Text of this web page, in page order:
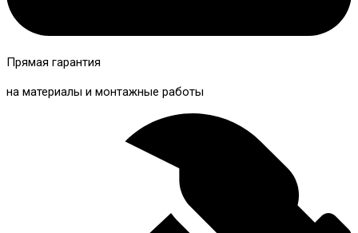
Прямая гарантия
на материалы и монтажные работы